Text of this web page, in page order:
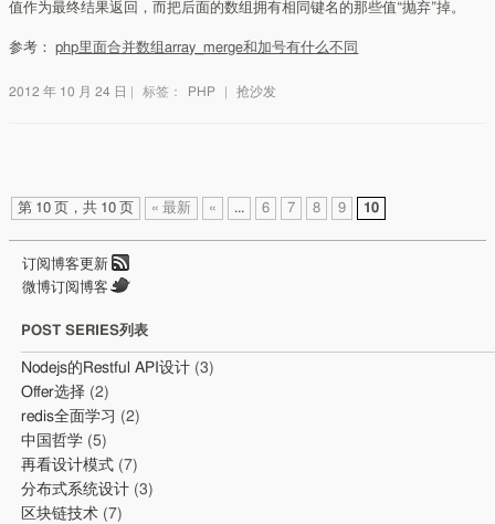
值作为最终结果返回，而把后面的数组拥有相同键名的那些值“抛弃”掉。
参考： php里面合并数组array_merge和加号有什么不同
2012 年 10 月 24 日 标签： PHP 抢沙发
第 10 页，共 10 页 « 最新 « ... 6 7 8 9 10
订阅博客更新
微博订阅博客
POST SERIES列表
Nodejs的Restful API设计 (3)
Offer选择 (2)
redis全面学习 (2)
中国哲学 (5)
再看设计模式 (7)
分布式系统设计 (3)
区块链技术 (7)